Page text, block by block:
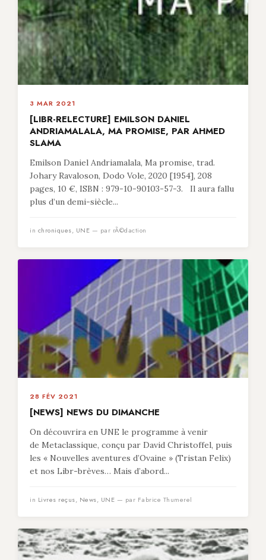
3 MAR 2021
[LIBR-RELECTURE] EMILSON DANIEL
ANDRIAMALALA, MA PROMISE, PAR AHMED
SLAMA
Emilson Daniel Andriamalala, Ma promise, trad.
Johary Ravaloson, Dodo Vole, 2020 [1954], 208
pages, 10 €, ISBN : 979-10-90103-57-3. Il aura fallu
plus d’un demi-siècle...
in chroniques, UNE — par rÃ©daction
28 FÉV 2021
[NEWS] NEWS DU DIMANCHE
On découvrira en UNE le programme à venir
de Metaclassique, conçu par David Christoffel, puis
les « Nouvelles aventures d’Ovaine » (Tristan Felix)
et nos Libr-brèves… Mais d’abord...
in Livres reçus, News, UNE — par Fabrice Thumerel